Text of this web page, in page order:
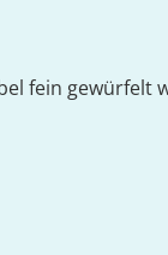
fein gewürfelt